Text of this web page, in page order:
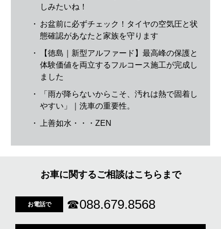
しみたいね！
・ お盆前に必ずチェック！タイヤの空気圧と状
態確認があなたと家族を守ります
・
【徳島｜新型アルファード】最高峰の保護と
体験価値を両立するフルコース施工が完成し
ました
・
「雨が降らないからこそ、汚れは熱で固着し
やすい」｜洗車の重要性。
・ 上善如水・・・ZEN
お車に関するご相談はこちらまで
お電話で ☎088.679.8568